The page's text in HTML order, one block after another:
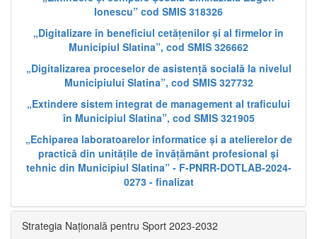
Ionescu” cod SMIS 318326
„Digitalizare în beneficiul cetățenilor și al firmelor în
Municipiul Slatina”, cod SMIS 326662
„Digitalizarea proceselor de asistență socială la nivelul
Municipiului Slatina”, cod SMIS 327732
„Extindere sistem integrat de management al traficului
în Municipiul Slatina”, cod SMIS 321905
„Echiparea laboratoarelor informatice și a atelierelor de
practică din unitățile de învățământ profesional și
tehnic din Municipiul Slatina” - F-PNRR-DOTLAB-2024-
0273 - finalizat
Strategia Națională pentru Sport 2023-2032